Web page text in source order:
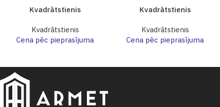
Kvadrātstienis
Kvadrātstienis
Cena pēc pieprasījuma
Kvadrātstienis
Kvadrātstienis
Cena pēc pieprasījuma